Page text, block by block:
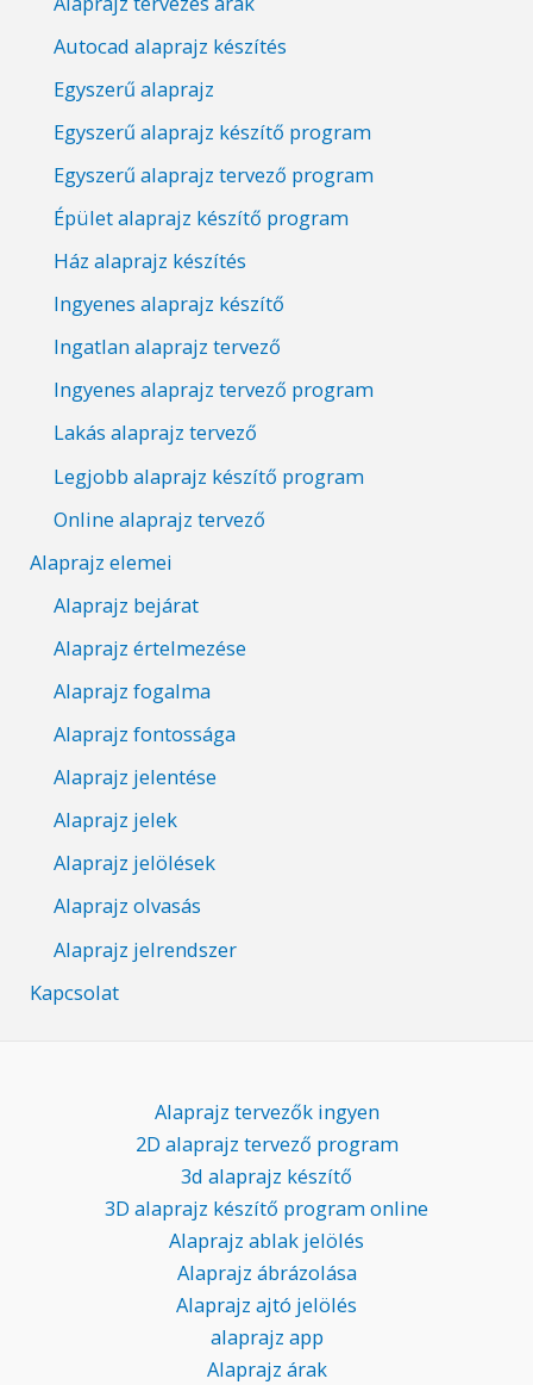
Autocad alaprajz készítés
Egyszerű alaprajz
Egyszerű alaprajz készítő program
Egyszerű alaprajz tervező program
Épület alaprajz készítő program
Ház alaprajz készítés
Ingyenes alaprajz készítő
Ingatlan alaprajz tervező
Ingyenes alaprajz tervező program
Lakás alaprajz tervező
Legjobb alaprajz készítő program
Online alaprajz tervező
Alaprajz elemei
Alaprajz bejárat
Alaprajz értelmezése
Alaprajz fogalma
Alaprajz fontossága
Alaprajz jelentése
Alaprajz jelek
Alaprajz jelölések
Alaprajz olvasás
Alaprajz jelrendszer
Kapcsolat
Alaprajz tervezők ingyen
2D alaprajz tervező program
3d alaprajz készítő
3D alaprajz készítő program online
Alaprajz ablak jelölés
Alaprajz ábrázolása
Alaprajz ajtó jelölés
alaprajz app
Alaprajz árak